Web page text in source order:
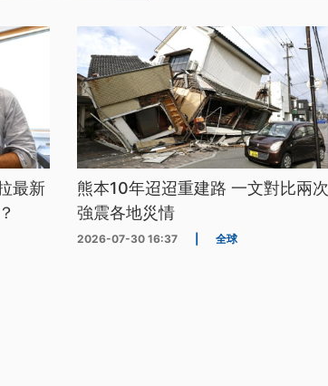
最新
熊本10年迢迢重建路 一文對比兩次
強震各地災情
2026-07-30 16:37 全球